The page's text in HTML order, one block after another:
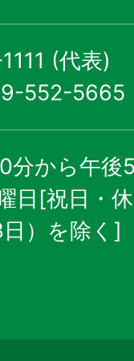
(代表)
552-5665
分から午後
日[祝日・
日）を除く]